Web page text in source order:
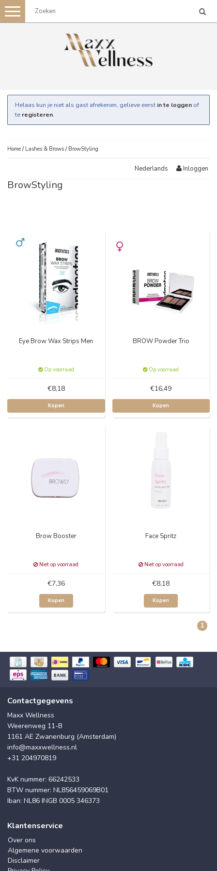
Toggle
navigation
Helaas kun je niet als gast afrekenen, gelieve eerst in te loggen of
te registeren.
Home / Lashes & Brows / BrowStyling
Nederlands Inloggen
BrowStyling
Eye Brow Wax Strips Men
Op voorraad
€8,18
Kopen
BROW Powder Trio
Op voorraad
€16,49
Kopen
Brow Booster
Niet op voorraad
€7,36
Kopen
Face Spritz
Niet op voorraad
€8,18
Kopen
1
Contactgegevens
Maxx Wellness
Weerenweg 11-B
1161 AE Zwanenburg (Amsterdam)
info@maxxwellness.nl
+31 204970819
KvK nummer: 66242533
BTW nummer: NL856459069B01
Iban: NL86 INGB 0005 346373
Klantenservice
Over ons
Algemene voorwaarden
Disclaimer